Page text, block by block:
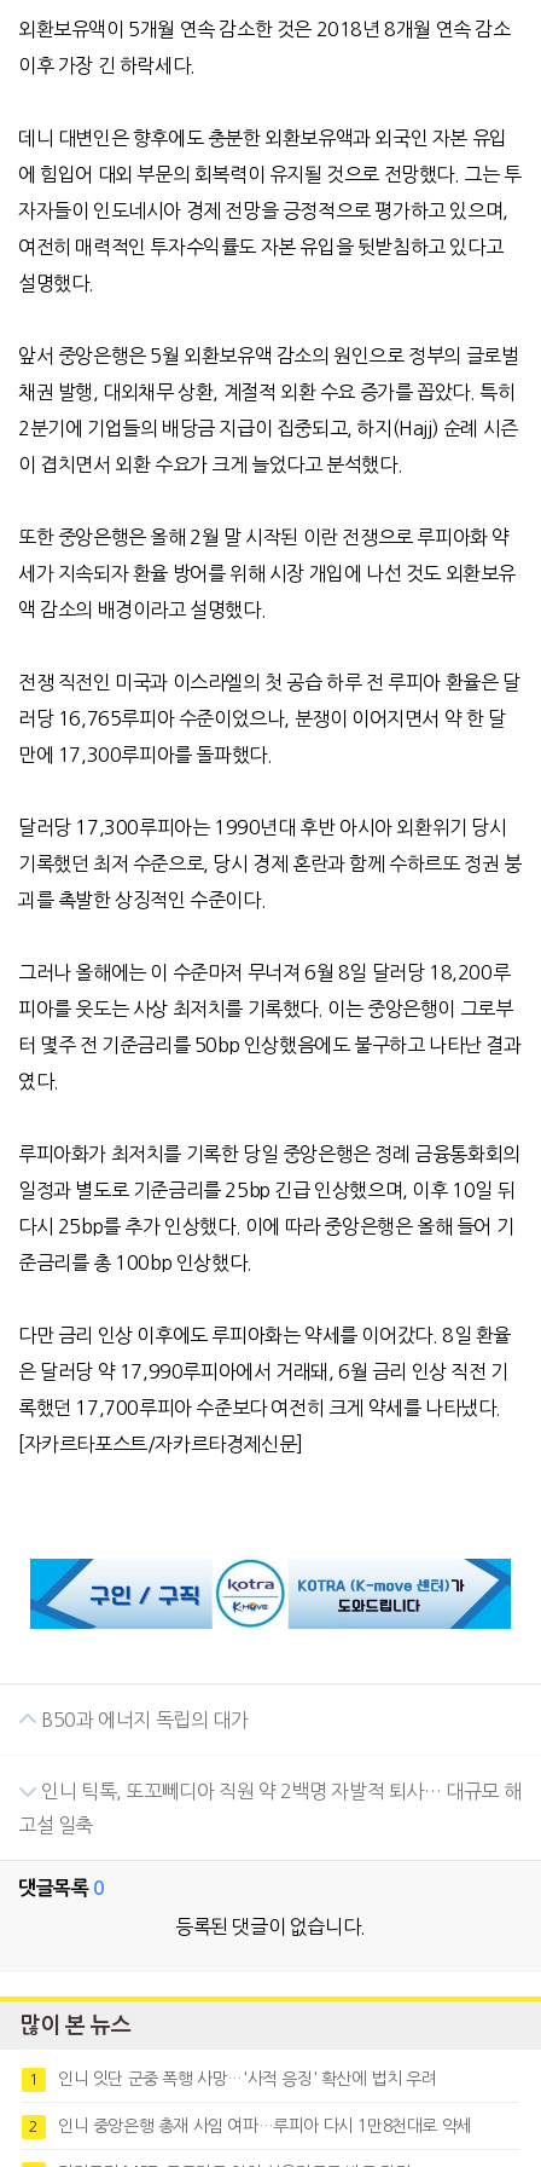
외환보유액이 5개월 연속 감소한 것은 2018년 8개월 연속 감소
이후 가장 긴 하락세다.
데니 대변인은 향후에도 충분한 외환보유액과 외국인 자본 유입
에 힘입어 대외 부문의 회복력이 유지될 것으로 전망했다.
그는 투
자자들이 인도네시아 경제 전망을 긍정적으로 평가하고 있으며
여전히 매력적인 투자수익률도 자본 유입을 뒷받침하고 있다고
설명했다.
앞서 중앙은행은5월 외환보유액 감소의 원인으로 정부의 글로벌
채권 발행
대외채무 상환, 계절적 외환 수요 증가를 꼽았다. 특히
2분기에 기업들의 배당금 지급이 집중되고 ,하지 (Hajj) 순례 시즌
이 겹치면서 외환 수요가 크게 늘었다고 분석했다.
또한 중앙은행은 올해 2월 말 시작된 이란 전쟁으로 루피아화 약
세가 지속되자 환율 방어를 위해 시장 개입에 나선 것도 외환보유
액 감소의 배경이라고 설명했다.
전쟁 직전인 미국과 이스라엘의 첫 공습 하루 전 루피아 환율은 달
러당16,765루피아 수준이었으나, 분쟁이 이어지면서 약 한 달
만에
17,300루피아를 돌파했다.
달러당17,300루피아는1990년대 후반 아시아 외환위기 당시
기록했던 최저 수준으로
당시 경제 혼란과 함께 수하르또 정권 붕
괴를 촉발한 상징적인 수준이다.
그러나 올해에는 이 수준마저 무너져6월 8일 달러당18,200루
피아를 웃도는 사상 최저치를 기록했다. 이는 중앙은행이 그로부
터 몇주 전 기준금리를50bp 인상했음에도 불구하고 나타난 결과
였다.
루피아화가 최저치를 기록한 당일 중앙은행은 정례 금융통화회의
일정과 별도로 기준금리를 25bp 긴급 인상했으며 이후 10일 뒤
다시 25bp를 추가 인상했다. 이에 따라 중앙은행은 올해 들어 기
준금리를 총100bp 인상했다.
다만 금리 인상 이후에도 루피아화는 약세를 이어갔다. 8일 환율
은 달러당 약17,990루피아에서 거래돼 , 6월 금리 인상 직전 기
록했던 17,700루피아 수준보다 여전히 크게 약세를 나타냈다.
자카르타포스트 /자카르타경제신문]
B50과 에너지 독립의 대가
인니 틱톡, 또꼬뻬디아 직원 약 2백명 자발적 퇴사… 대규모 해
고설 일축
댓글목록 0
등록된 댓글이 없습니다.
많이 본 뉴스
1 인니 잇단 군중 폭행 사망…'사적 응징' 확산에 법치 우려
2 인니 중앙은행 총재 사임 여파…루피아 다시 1만8천대로 약세